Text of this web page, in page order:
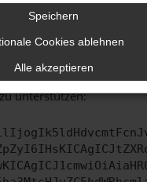
an den
oben genannten Schritte
uns bitte. Wir werden
Problem zu beheben.
schicken, um uns bei
unterstützen:
Speichern
Cookies ablehnen
Alle akzeptieren